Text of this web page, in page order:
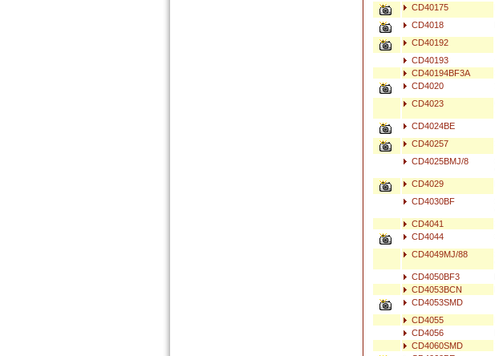
CD40175
CD4018
CD40192
CD40193
CD40194BF3A
CD4020
CD4023
CD4024BE
CD40257
CD4025BMJ/8
CD4029
CD4030BF
CD4041
CD4044
CD4049MJ/88
CD4050BF3
CD4053BCN
CD4053SMD
CD4055
CD4056
CD4060SMD